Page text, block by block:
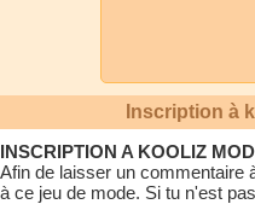
Inscription à
INSCRIPTION A KOOLIZ
Afin de laisser un commentaire
à ce jeu de mode. Si tu n'est